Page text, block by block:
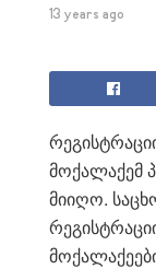
13 years ago
მოქალაქემ
მიიღო.